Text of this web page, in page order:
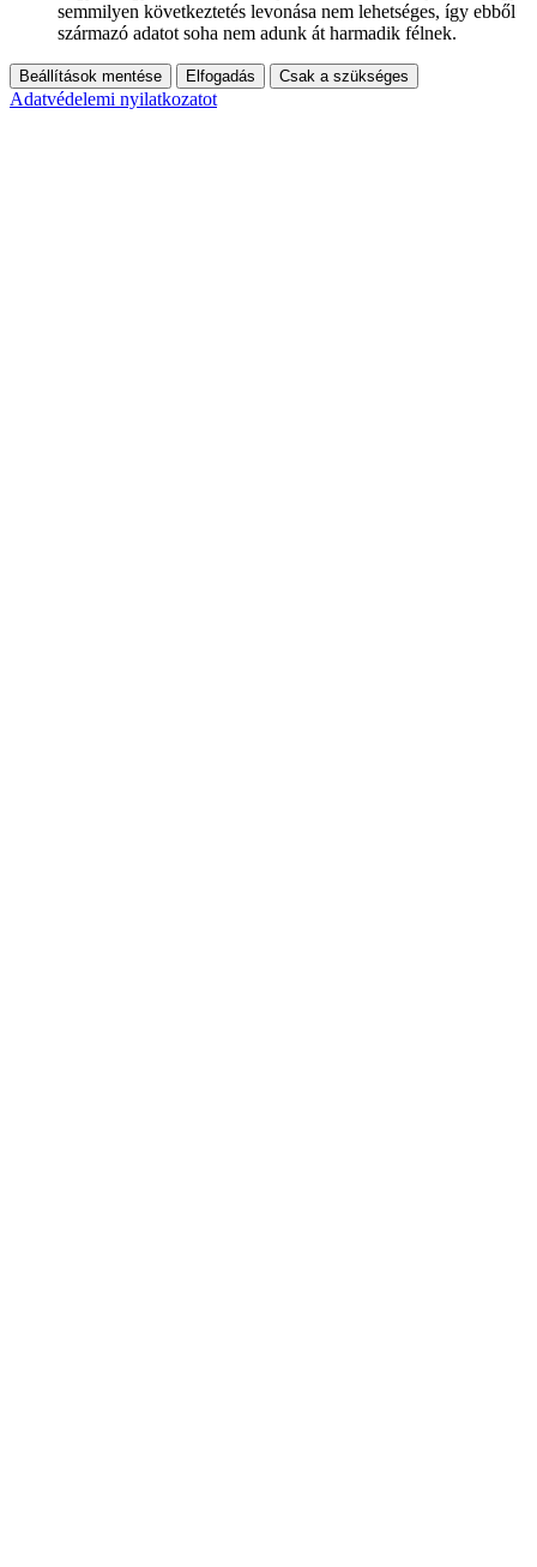
semmilyen következtetés levonása nem lehetséges, így ebből
származó adatot soha nem adunk át harmadik félnek.
Beállítások mentése Elfogadás Csak a szükséges
Adatvédelemi nyilatkozatot